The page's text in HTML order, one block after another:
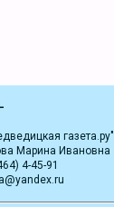
газета.ру"
Марина Ивановна
4-45-91